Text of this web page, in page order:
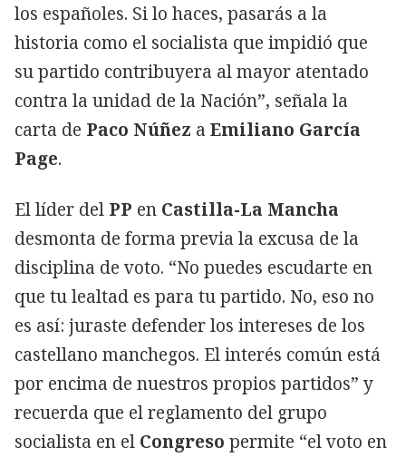
los españoles. Si lo haces, pasarás a la
historia como el socialista que impidió que
su partido contribuyera al mayor atentado
contra la unidad de la Nación”, señala la
carta de Paco Núñez a Emiliano García
Page.
El líder del PP en Castilla-La Mancha
desmonta de forma previa la excusa de la
disciplina de voto. “No puedes escudarte en
que tu lealtad es para tu partido. No, eso no
es así: juraste defender los intereses de los
castellano manchegos. El interés común está
por encima de nuestros propios partidos” y
recuerda que el reglamento del grupo
socialista en el Congreso permite “el voto en